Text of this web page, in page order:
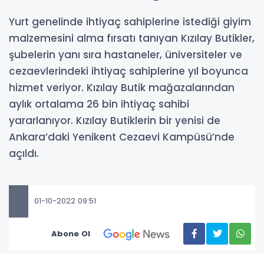
Yurt genelinde ihtiyaç sahiplerine istediği giyim
malzemesini alma fırsatı tanıyan Kızılay Butikler,
şubelerin yanı sıra hastaneler, üniversiteler ve
cezaevlerindeki ihtiyaç sahiplerine yıl boyunca
hizmet veriyor. Kızılay Butik mağazalarından
aylık ortalama 26 bin ihtiyaç sahibi
yararlanıyor. Kızılay Butiklerin bir yenisi de
Ankara’daki Yenikent Cezaevi Kampüsü’nde
açıldı.
01-10-2022 09:51
Abone Ol